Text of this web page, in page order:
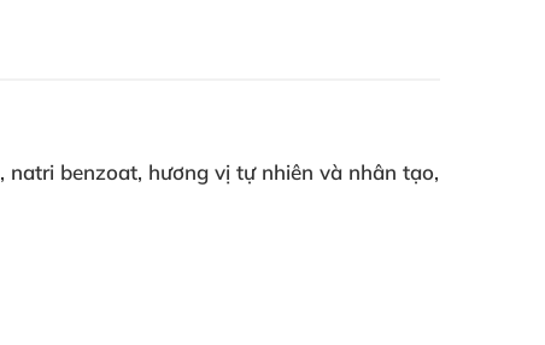
, natri benzoat, hương vị tự nhiên và nhân tạo,